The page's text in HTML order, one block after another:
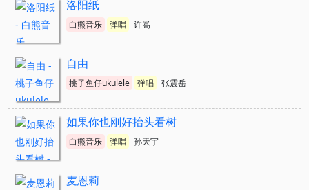
洛阳纸
白熊音乐 弹唱 许嵩
自由
桃子鱼仔ukulele 弹唱 张震岳
如果你也刚好抬头看树
白熊音乐 弹唱 孙天宇
麦恩莉